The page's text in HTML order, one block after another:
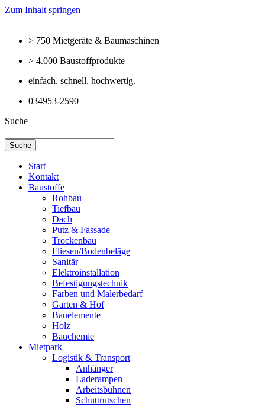
Zum Inhalt springen
> 750 Mietgeräte & Baumaschinen
> 4.000 Baustoffprodukte
einfach. schnell. hochwertig.
034953-2590
Suche
Suche
Start
Kontakt
Baustoffe
Rohbau
Tiefbau
Dach
Putz & Fassade
Trockenbau
Fliesen/Bodenbeläge
Sanitär
Elektroinstallation
Befestigungstechnik
Farben und Malerbedarf
Garten & Hof
Bauelemente
Holz
Bauchemie
Mietpark
Logistik & Transport
Anhänger
Laderampen
Arbeitsbühnen
Schuttrutschen